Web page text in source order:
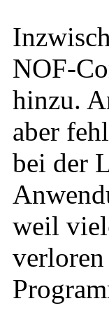
NOF-
hinzu.
aber
bei der
weil